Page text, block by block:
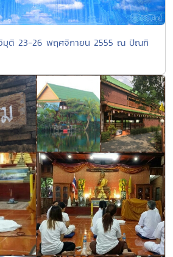
มุติ 23-26 พฤศจิกายน 2555 ณ ปัณฑิ